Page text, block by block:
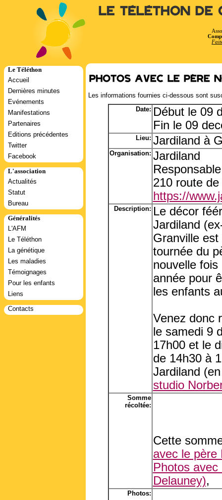
Le Téléthon de
Le Téléthon
Accueil
Dernières minutes
Evénements
Manifestations
Partenaires
Editions précédentes
Twitter
Facebook
L'association
Actualités
Statut
Bureau
Généralités
L'AFM
Le Téléthon
La génétique
Les maladies
Témoignages
Pour les enfants
Liens
Contacts
Photos avec le père
Les informations fournies ci-dessous sont
Date: Début le 09
Fin le 09
Lieu: Jardiland à
Organisation: Jardiland
210 route
https://
Description: Le décor
Jardiland
Granville
tournée du
nouvelle
année pour
les enfants
Venez donc
le samedi 9
17h00 et le
de 14h30 à
Jardiland
studio
Somme
récoltée:
Cette
avec le père
Photos
Delauney),
Photos: